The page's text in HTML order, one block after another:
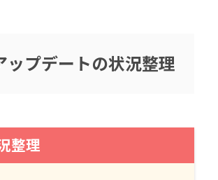
プデートの状況整理
整理